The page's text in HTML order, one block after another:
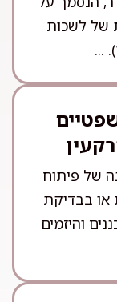
של לשכות
...
של פיתוח
או בבדיקת
והיזמים